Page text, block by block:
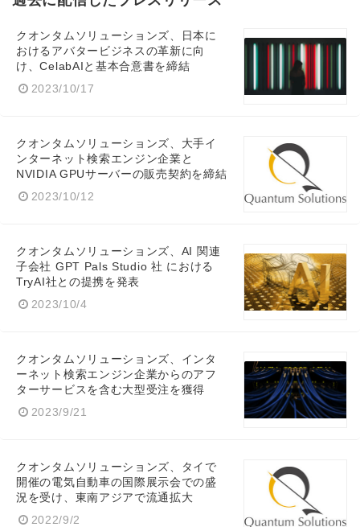
クオンタムソリューションズ、日本に
おけるアバタービジネスの革新に向
け、CelabAIと基本合意書を締結
2023/10/17
クオンタムソリューションズ、大手イ
ンターネット検索エンジン企業と
NVIDIA GPUサーバーの販売契約を締結
2023/10/12
クオンタムソリューションズ、AI 関連
子会社 GPT Pals Studio 社 における
TryAI社との提携を発表
2023/10/4
クオンタムソリューションズ、インタ
ーネット検索エンジン企業からのアフ
ターサービスを含む大型受注を獲得
2023/9/21
クオンタムソリューションズ、タイで
開催の電気自動車の国際展示会での盛
況を受け、東南アジアで流通拡大
2022/9/2
Japanese